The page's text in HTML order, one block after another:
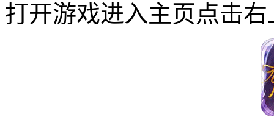
打开游戏进入主页点击